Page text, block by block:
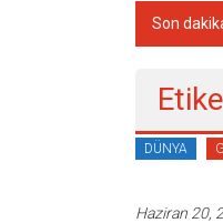
Son
DÜNYA
Haziran 20,